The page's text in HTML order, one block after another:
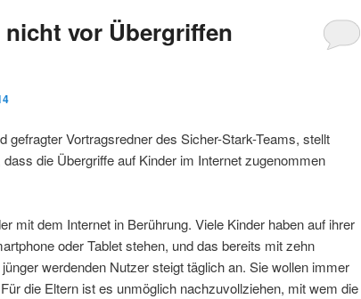
vor Übergriffen
gefragter Vortragsredner des Sicher-Stark-Teams, stellt
die Übergriffe auf Kinder im Internet zugenommen
mit dem Internet in Berührung. Viele Kinder haben auf ihrer
oder Tablet stehen, und das bereits mit zehn
werdenden Nutzer steigt täglich an. Sie wollen immer
die Eltern ist es unmöglich nachzuvollziehen, mit wem die